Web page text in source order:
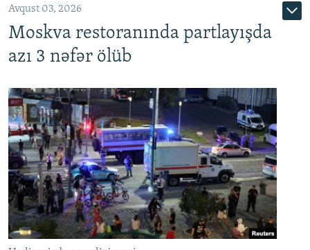
Avqust 03, 2026
Moskva restoranında partlayışda
azı 3 nəfər ölüb